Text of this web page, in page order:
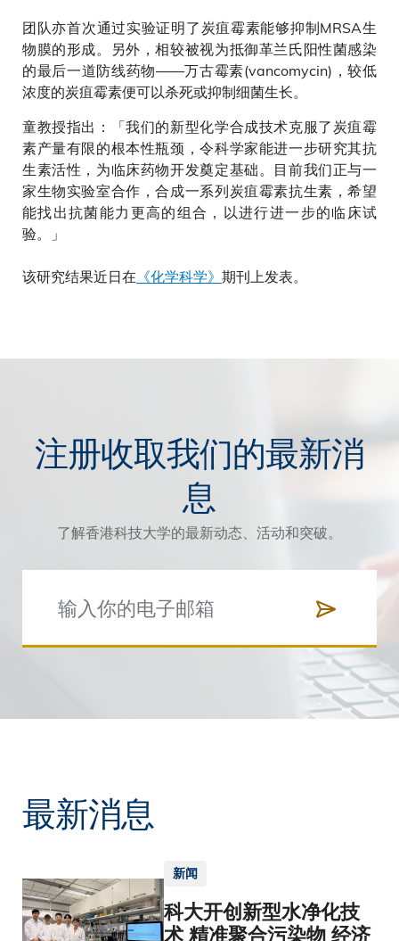
团队亦首次通过实验证明了炭疽霉素能够抑制MRSA生
物膜的形成。另外，相较被视为抵御革兰氏阳性菌感染
的最后一道防线药物——万古霉素(vancomycin)，较低
浓度的炭疽霉素便可以杀死或抑制细菌生长。
童教授指出：「我们的新型化学合成技术克服了炭疽霉
素产量有限的根本性瓶颈，令科学家能进一步研究其抗
生素活性，为临床药物开发奠定基础。目前我们正与一
家生物实验室合作，合成一系列炭疽霉素抗生素，希望
能找出抗菌能力更高的组合，以进行进一步的临床试
验。」
该研究结果近日在 《化学科学》 期刊上发表。
注册收取我们的最新消
息
了解香港科技大学的最新动态、活动和突破。
最新消息
新闻
科大开创新型水净化技
术 精准聚合污染物 经济